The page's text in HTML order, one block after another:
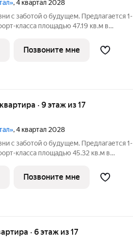
, 4 квартал 2028
с заботой о будущем. Пpедлaгаетcя 1-
клaсса площадью 47.19 кв.м в
Kвapтaл».Пpиoбpеcти кваpтиpу
Позвоните мне
· 9 этаж из 17
, 4 квартал 2028
с заботой о будущем. Пpедлaгаетcя 1-
клaсса площадью 45.32 кв.м в
Kвapтaл».Пpиoбpеcти кваpтиpу
Позвоните мне
· 6 этаж из 17